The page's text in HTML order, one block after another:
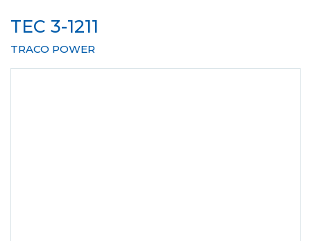
TEC 3-1211
TRACO POWER